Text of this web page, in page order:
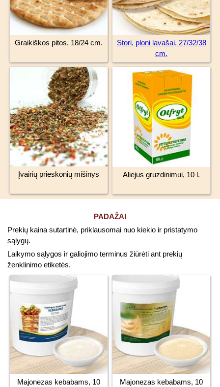
Graikiškos pitos, 18/24 cm.
Stori, ploni lavašai, 27/32/38
cm.
Įvairių prieskonių mišinys Aliejus gruzdinimui, 10 l.
PADAŽAI
Prekių kaina sutartinė, priklausomai nuo kiekio ir pristatymo
sąlygų.
Laikymo sąlygos ir galiojimo terminus žiūrėti ant prekių
ženklinimo etiketės.
Majonezas kebabams, 10
Majonezas kebabams, 10